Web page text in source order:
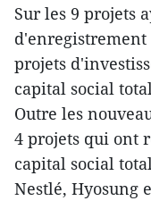
Sur les 9 projets
projets
capital social
Outre les
4 projets qui ont
capital social
Nestlé, Hyosung